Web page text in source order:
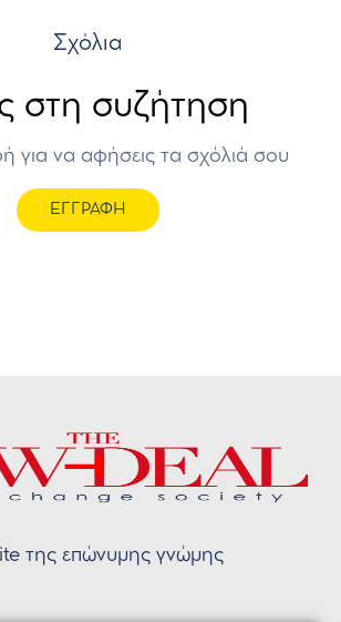
Σχόλια
στη συζήτηση
για να αφήσεις τα σχόλιά σου
ΕΓΓΡΑΦΗ
της επώνυμης γνώμης